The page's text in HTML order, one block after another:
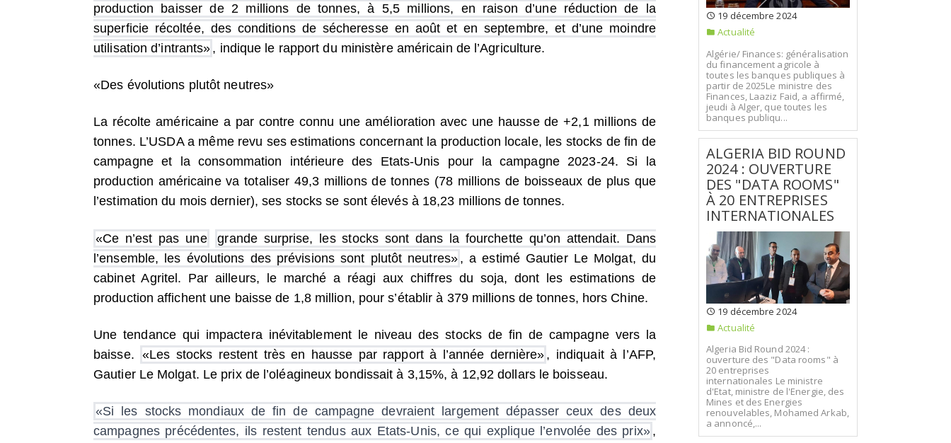
production baisser de 2 millions de tonnes, à 5,5 millions, en raison d’une réduction de la
superficie récoltée, des conditions de sécheresse en août et en septembre, et d’une moindre
utilisation d’intrants» , indique le rapport du ministère américain de l’Agriculture.
«Des évolutions plutôt neutres»
La récolte américaine a par contre connu une amélioration avec une hausse de +2,1 millions de
tonnes. L’USDA a même revu ses estimations concernant la production locale, les stocks de fin de
campagne et la consommation intérieure des Etats-Unis pour la campagne 2023-24. Si la
production américaine va totaliser 49,3 millions de tonnes (78 millions de boisseaux de plus que
l’estimation du mois dernier), ses stocks se sont élevés à 18,23 millions de tonnes.
«Ce n’est pas une
grande surprise, les stocks sont dans la fourchette qu’on attendait. Dans
l’ensemble, les évolutions des prévisions sont plutôt neutres» , a estimé Gautier Le Molgat, du
cabinet Agritel. Par ailleurs, le marché a réagi aux chiffres du soja, dont les estimations de
production affichent une baisse de 1,8 million, pour s’établir à 379 millions de tonnes, hors Chine.
Une tendance qui impactera inévitablement le niveau des stocks de fin de campagne vers la
baisse. «Les stocks restent très en hausse par rapport à l’année dernière» , indiquait à l’AFP,
Gautier Le Molgat. Le prix de l’oléagineux bondissait à 3,15%, à 12,92 dollars le boisseau.
«Si les stocks mondiaux de fin de campagne devraient largement dépasser ceux des deux
campagnes précédentes, ils restent tendus aux Etats-Unis, ce qui explique l’envolée des prix» ,
19 décembre 2024
Actualité
Algérie/ Finances: généralisation
du financement agricole à
toutes les banques publiques à
partir de 2025Le ministre des
Finances, Laaziz Faid, a affirmé,
jeudi à Alger, que toutes les
banques publiqu...
ALGERIA BID ROUND
2024 : OUVERTURE
DES "DATA ROOMS"
À 20 ENTREPRISES
INTERNATIONALES
19 décembre 2024
Actualité
Algeria Bid Round 2024 :
ouverture des "Data rooms" à
20 entreprises
internationales Le ministre
d'Etat, ministre de l'Energie, des
Mines et des Energies
renouvelables, Mohamed Arkab,
a annoncé,...